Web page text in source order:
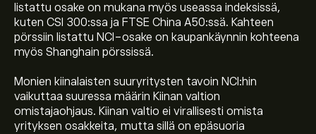
listattu osake on mukana myös useassa indeksissä,
kuten CSI 300:ssa ja FTSE China A50:ssä. Kahteen
pörssiin listattu NCI-osake on kaupankäynnin kohteena
myös Shanghain pörssissä.
Monien kiinalaisten suuryritysten tavoin NCI:hin
vaikuttaa suuressa määrin Kiinan valtion
omistajaohjaus. Kiinan valtio ei virallisesti omista
yrityksen osakkeita, mutta sillä on epäsuoria